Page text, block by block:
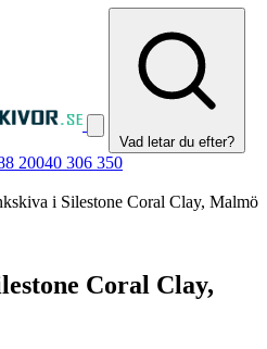
Vad letar du efter?
20040 306 350
i Silestone Coral Clay, Malmö
Coral Clay,